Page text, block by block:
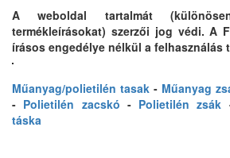
A weboldal tartalmát
termékleírásokat) szerzői jog védi. A
írásos engedélye nélkül a felhasználás
Műanyag/polietilén tasak - Műanyag
- Polietilén zacskó - Polietilén zsák
táska